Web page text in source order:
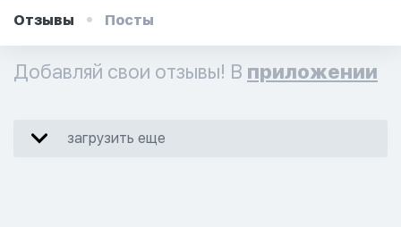
Отзывы Посты
Добавляй свои отзывы! В приложении
загрузить еще